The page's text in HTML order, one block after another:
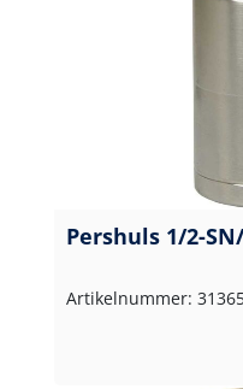
Pershuls 1/2-SN/
Artikelnummer: